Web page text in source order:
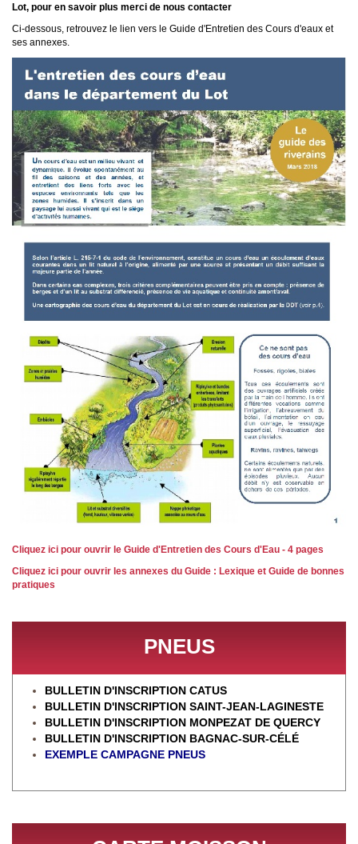
Lot, pour en savoir plus merci de nous contacter
Ci-dessous, retrouvez le lien vers le Guide d'Entretien des Cours d'eaux et
ses annexes.
Cliquez ici pour ouvrir le Guide d'Entretien des Cours d'Eau - 4 pages
Cliquez ici pour ouvrir les annexes du Guide : Lexique et Guide de bonnes
pratiques
PNEUS
BULLETIN D'INSCRIPTION CATUS
BULLETIN D'INSCRIPTION SAINT-JEAN-LAGINESTE
BULLETIN D'INSCRIPTION MONPEZAT DE QUERCY
BULLETIN D'INSCRIPTION BAGNAC-SUR-CÉLÉ
EXEMPLE CAMPAGNE PNEUS